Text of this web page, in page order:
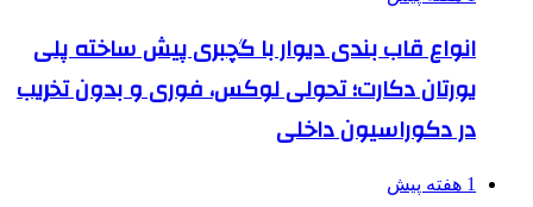
انواع قاب بندی دیوار با گچبری پیش ساخته پلی
یورتان دکارت؛ تحولی لوکس، فوری و بدون تخریب
در دکوراسیون داخلی
1 هفته پیش